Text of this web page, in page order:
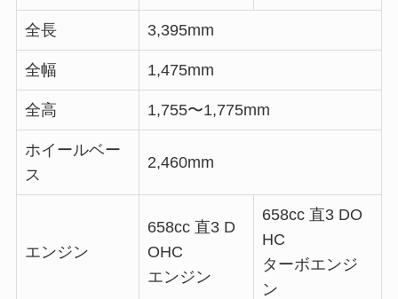
全長 3,395mm
全幅 1,475mm
全高 1,755〜1,775mm
ホイールベー
ス
2,460mm
エンジン
658cc 直3 D
OHC
エンジン
658cc 直3 DO
HC
ターボエンジ
ン